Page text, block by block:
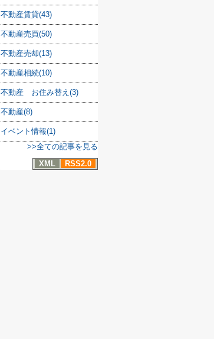
不動産賃貸(43)
不動産売買(50)
不動産売却(13)
不動産相続(10)
不動産 お住み替え(3)
不動産(8)
イベント情報(1)
>>全ての記事を見る
XML
RSS2.0